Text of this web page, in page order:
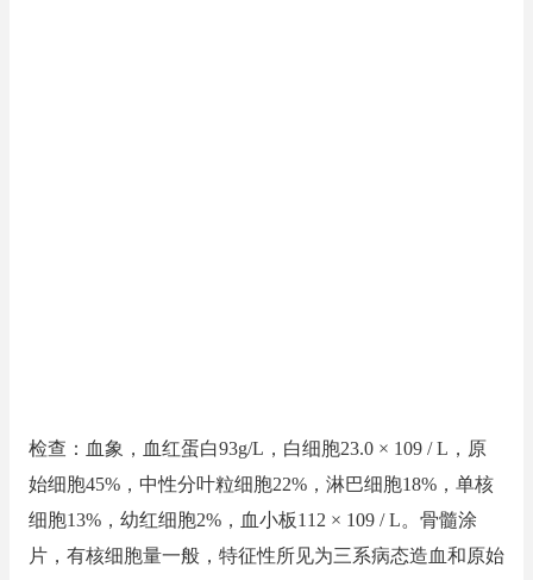
检查：血象，血红蛋白93g/L，白细胞23.0 × 109 / L，原
始细胞45%，中性分叶粒细胞22%，淋巴细胞18%，单核
细胞13%，幼红细胞2%，血小板112 × 109 / L。骨髓涂
片，有核细胞量一般，特征性所见为三系病态造血和原始